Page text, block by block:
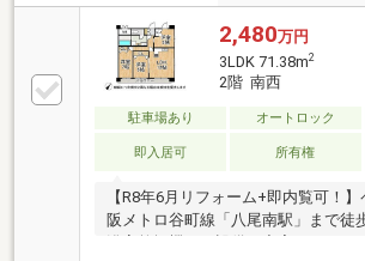
2,480万円
3LDK 71.38m2
2階 南西
駐車場あり オートロック
即入居可 所有権
【R8年6月リフォーム+即内覧可！
阪メトロ谷町線「八尾南駅」まで徒